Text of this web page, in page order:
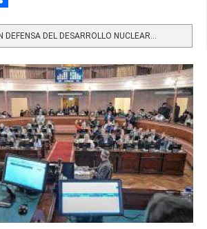
DEFENSA DEL DESARROLLO NUCLEAR...